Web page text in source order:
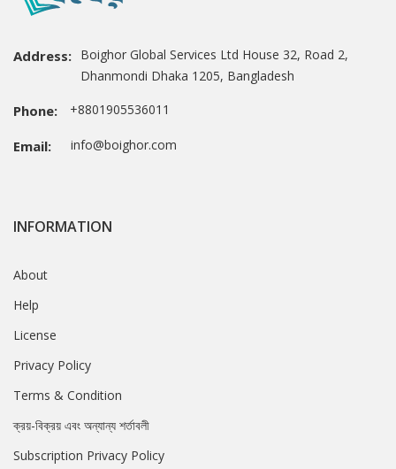
Address: Boighor Global Services Ltd House 32, Road 2,
Dhanmondi Dhaka 1205, Bangladesh
Phone: +8801905536011
Email: info@boighor.com
INFORMATION
About
Help
License
Privacy Policy
Terms & Condition
ক্রয়-বিক্রয় এবং অন্যান্য শর্তাবলী
Subscription Privacy Policy